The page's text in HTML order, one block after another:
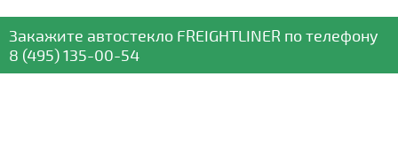
Закажите автостекло FREIGHTLINER по телефону
8 (495) 135-00-54